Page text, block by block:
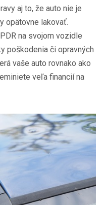
aj to, že auto nie je
opätovne lakovať.
na svojom vozidle
poškodenia či opravných
vaše auto rovnako ako
veľa financií na